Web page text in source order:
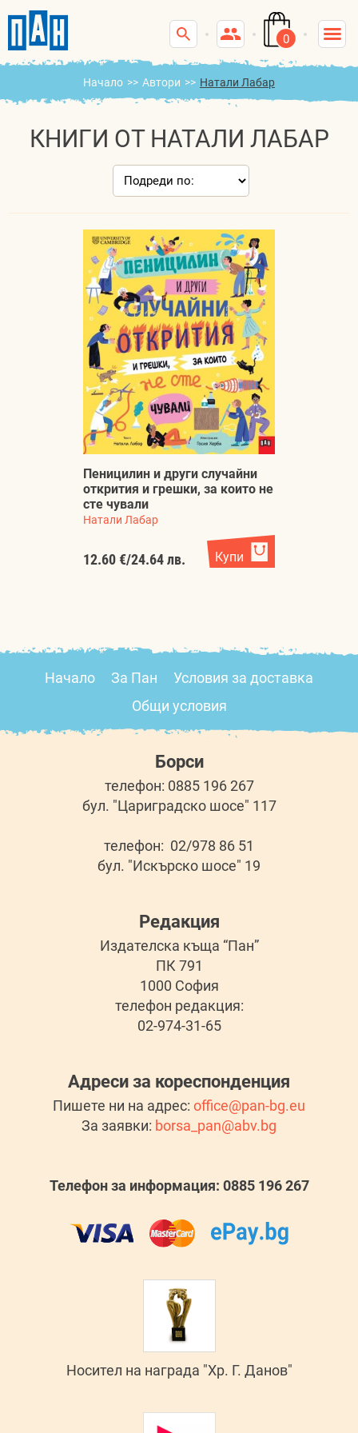
0
Начало >> Автори >> Натали Лабар
КНИГИ ОТ НАТАЛИ ЛАБАР
Пеницилин и други случайни
открития и грешки, за които не
сте чували
Натали Лабар
12.60 €/24.64 лв. Купи
Начало За Пан
Условия за доставка
Общи условия
Борси
телефон: 0885 196 267
бул. "Цариградско шосе" 117
телефон: 02/978 86 51
бул. "Искърско шосе" 19
Редакция
Издателска къща “Пан”
ПК 791
1000 София
телефон редакция:
02-974-31-65
Адреси за кореспонденция
Пишете ни на адрес: office@pan-bg.eu
За заявки: borsa_pan@abv.bg
Телефон за информация: 0885 196 267
Носител на награда "Хр. Г. Данов"